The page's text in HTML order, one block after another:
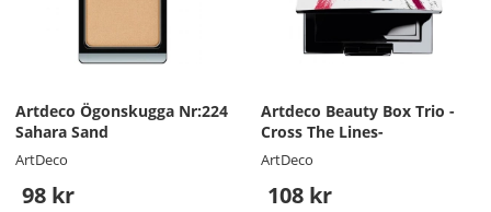
Artdeco Ögonskugga Nr:224
Sahara Sand
ArtDeco
98 kr
Artdeco Beauty Box Trio -
Cross The Lines-
ArtDeco
108 kr